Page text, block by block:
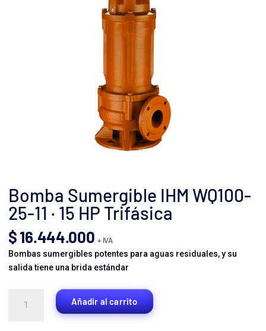
Bomba Sumergible IHM WQ100-
25-11 · 15 HP Trifásica
$16.444.000 + IVA
Bombas sumergibles potentes para aguas residuales, y su
salida tiene una brida estándar
Sumergible
Añadir al carrito